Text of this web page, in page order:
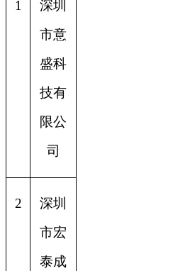
1
深圳
市意
盛科
技有
限公
司
2
深圳
市宏
泰成